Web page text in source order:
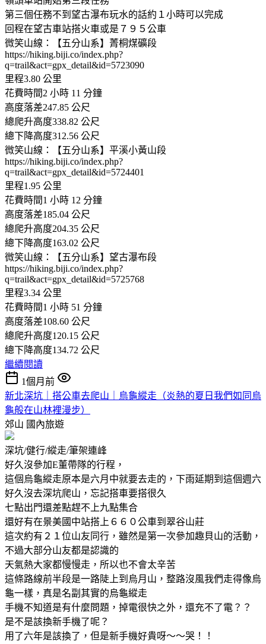
第三個任務不到望古瀑布玩水的話約１小時可以完成
回程在望古車站搭火車或是７９５公車
微笑山線：【五分山系】菁桐煤礦段
https://hiking.biji.co/index.php?
q=trail&act=gpx_detail&id=5723090
里程3.80 公里
花費時間2 小時 11 分鐘
高度落差247.85 公尺
總爬升高度338.82 公尺
總下降高度312.56 公尺
微笑山線：【五分山系】平溪小黃山段
https://hiking.biji.co/index.php?
q=trail&act=gpx_detail&id=5724401
里程1.95 公里
花費時間1 小時 12 分鐘
高度落差185.04 公尺
總爬升高度204.35 公尺
總下降高度163.02 公尺
微笑山線：【五分山系】望古瀑布段
https://hiking.biji.co/index.php?
q=trail&act=gpx_detail&id=5725768
里程3.34 公里
花費時間1 小時 51 分鐘
高度落差108.60 公尺
總爬升高度120.15 公尺
總下降高度134.72 公尺
繼續閱讀
1個月前
新北深坑｜搭公車去爬山｜烏龜縱走（炎熱的夏日我們如同烏
龜般在山林裡漫步）
郊山 國內旅遊
深坑/健行/縱走/筆架連峰
好久沒參加E董帶隊的行程，
這個烏龜縱走原本是六月中就要去走的，下雨延期到這個週六
好久沒去深坑爬山，忘記搭車要搭很久
七點出門還差點趕不上九點集合
還好有在景美國中站搭上６６０公車到翠谷山莊
這次約有２１位山友同行，雖然是第一次參加趣貝山的活動，
不過大部分山友都是認識的
天氣熱大家都慢慢走，所以也不會太辛苦
這條路線前半段是一路陡上到烏月山，整路沒風我們走得像烏
龜一樣，真是名副其實的烏龜縱走
手機不知道是有什麼問題，掉電很快之外，還充不了電？？
是不是該換新手機了呢？
用了六年是該換了，但是新手機好貴呀～～哭！！